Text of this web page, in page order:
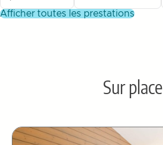
afficher toutes les prestations
Sur place